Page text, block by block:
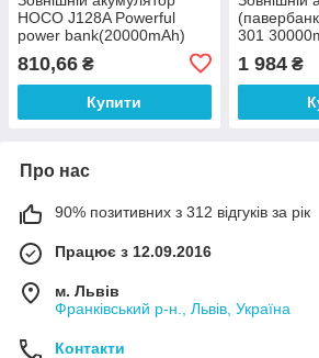
HOCO J128A Powerful
power bank(20000mAh)
810,66 ₴
Купити
301
1 984₴
Про нас
90% позитивних з 312 відгуків за рік
Працює з 12.09.2016
м. Львів
Франківський р-н., Львів, Україна
Контакти